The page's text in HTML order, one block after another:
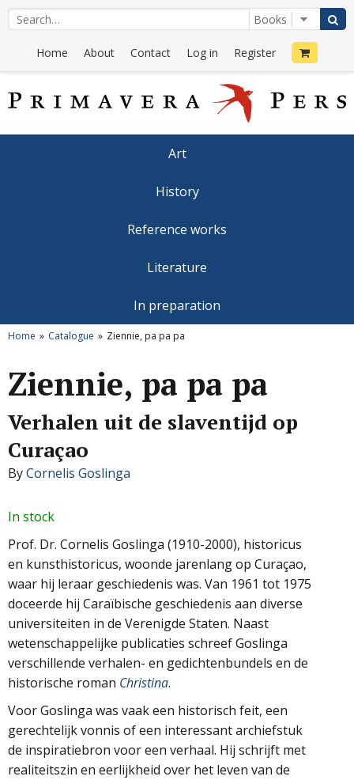
Home About Contact Log in Register
Art
History
Reference works
Literature
In preparation
Home Catalogue Ziennie, pa pa pa
Ziennie, pa pa pa
Verhalen uit de slaventijd op
Curaçao
ByCornelis Goslinga
In stock
Prof. Dr. Cornelis Goslinga (1910-2000), historicus
en kunsthistoricus, woonde jarenlang op Curaçao,
waar hij leraar geschiedenis was. Van 1961 tot 1975
doceerde hij Caraïbische geschiedenis aan diverse
universiteiten in de Verenigde Staten. Naast
wetenschappelijke publicaties schreef Goslinga
verschillende verhalen- en gedichtenbundels en de
historische roman Christina.
Voor Goslinga was vaak een historisch feit, een
gerechtelijk vonnis of een interessant archiefstuk
de inspiratiebron voor een verhaal. Hij schrijft met
realiteitszin en eerlijkheid over het leven van de